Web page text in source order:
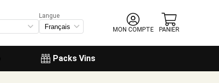
Packs Vins
Langue
MON COMPTE
PANIER